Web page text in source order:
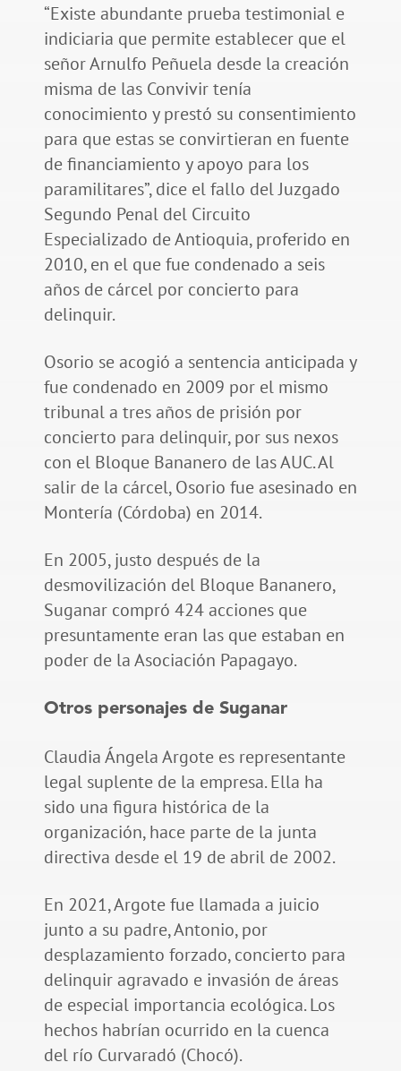
“Existe abundante prueba testimonial e
indiciaria que permite establecer que el
señor Arnulfo Peñuela desde la creación
misma de las Convivir tenía
conocimiento y prestó su consentimiento
para que estas se convirtieran en fuente
de financiamiento y apoyo para los
paramilitares”, dice el fallo del Juzgado
Segundo Penal del Circuito
Especializado de Antioquia, proferido en
2010, en el que fue condenado a seis
años de cárcel por concierto para
delinquir.
Osorio se acogió a sentencia anticipada y
fue condenado en 2009 por el mismo
tribunal a tres años de prisión por
concierto para delinquir, por sus nexos
con el Bloque Bananero de las AUC. Al
salir de la cárcel, Osorio fue asesinado en
Montería (Córdoba) en 2014.
En 2005, justo después de la
desmovilización del Bloque Bananero,
Suganar compró 424 acciones que
presuntamente eran las que estaban en
poder de la Asociación Papagayo.
Otros personajes de Suganar
Claudia Ángela Argote es representante
legal suplente de la empresa. Ella ha
sido una figura histórica de la
organización, hace parte de la junta
directiva desde el 19 de abril de 2002.
En 2021, Argote fue llamada a juicio
junto a su padre, Antonio, por
desplazamiento forzado, concierto para
delinquir agravado e invasión de áreas
de especial importancia ecológica. Los
hechos habrían ocurrido en la cuenca
del río Curvaradó (Chocó).